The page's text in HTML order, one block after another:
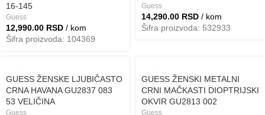
16-145
Guess
12,990.00 RSD / kom
Šifra proizvoda: 104369
Guess
14,290.00 RSD / kom
Šifra proizvoda: 532933
GUESS ŽENSKE LJUBIČASTO
CRNA HAVANA GU2837 083
53 VELIČINA
Guess
GUESS ŽENSKI METALNI
CRNI MAČKASTI DIOPTRIJSKI
OKVIR GU2813 002
Guess